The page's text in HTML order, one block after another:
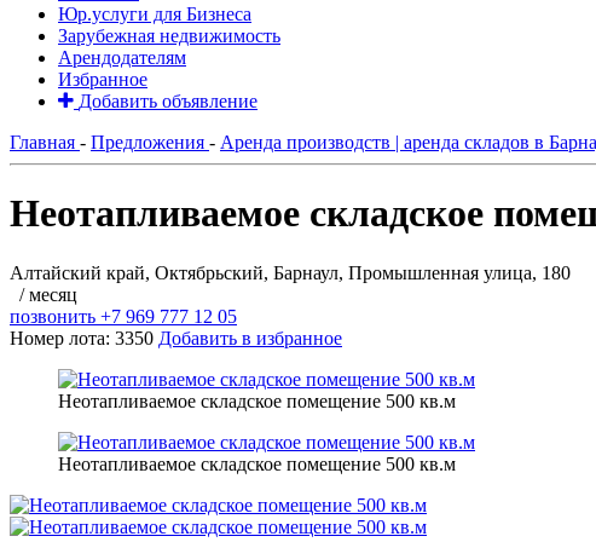
Юр.услуги для Бизнеса
Зарубежная недвижимость
Арендодателям
Избранное
Добавить объявление
Главная - Предложения - Аренда производств | аренда складов в
Неотапливаемое складское
Алтайский край, Октябрьский, Барнаул, Промышленная улица, 180
/ месяц
позвонить +7 969 777 12 05
Номер лота: 3350 Добавить в избранное
Неотапливаемое складское помещение 500 кв.м
Неотапливаемое складское помещение 500 кв.м